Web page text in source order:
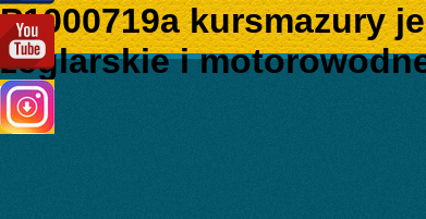
P1000719a kursmazury
żeglarskie i